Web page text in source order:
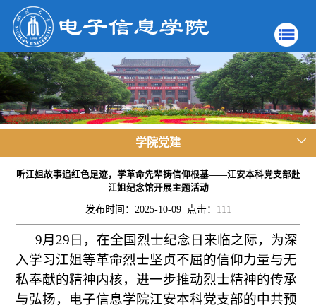
学院党建
听江姐故事追红色足迹，学革命先辈铸信仰根基——江安本科党支部赴
江姐纪念馆开展主题活动
发布时间：2025-10-09 点击： 111
9月29日，在全国烈士纪念日来临之际，为深
入学习江姐等革命烈士坚贞不屈的信仰力量与无
私奉献的精神内核，进一步推动烈士精神的传承
与弘扬，电子信息学院江安本科党支部的中共预